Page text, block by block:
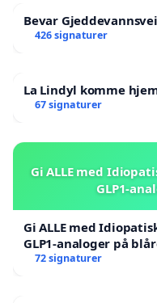
Bevar
426 signaturer
La Lindyl komme
67 signaturer
Gi ALLE med
GLP1-
Gi ALLE med
GLP1-analoger på
72 signaturer